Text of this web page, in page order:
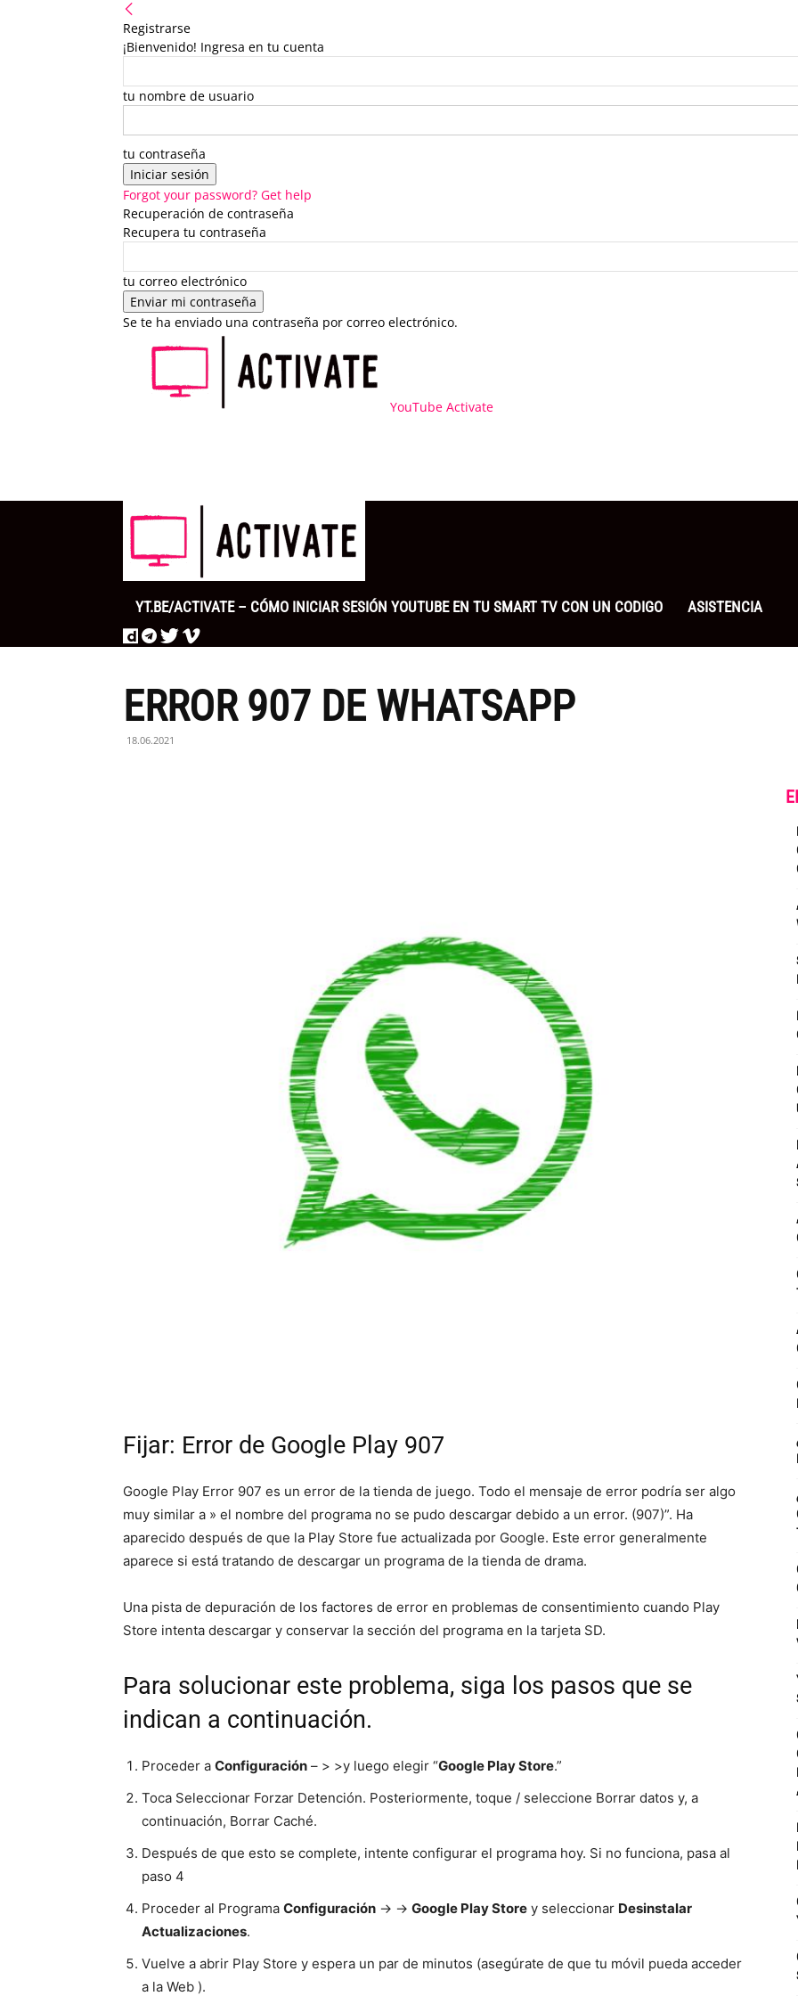
Registrarse
¡Bienvenido! Ingresa en tu cuenta
tu nombre de usuario
tu contraseña
Forgot your password? Get help
Recuperación de contraseña
Recupera tu contraseña
tu correo electrónico
Se te ha enviado una contraseña por correo electrónico.
YouTube Activate
YT.BE/ACTIVATE – CÓMO INICIAR SESIÓN YOUTUBE EN TU SMART TV CON UN CODIGO ASISTENCIA
ERROR 907 DE WHATSAPP
18.06.2021
Fijar: Error de Google Play 907
Google Play Error 907 es un error de la tienda de juego. Todo el mensaje de error podría ser algo
muy similar a » el nombre del programa no se pudo descargar debido a un error. (907)”. Ha
aparecido después de que la Play Store fue actualizada por Google. Este error generalmente
aparece si está tratando de descargar un programa de la tienda de drama.
Una pista de depuración de los factores de error en problemas de consentimiento cuando Play
Store intenta descargar y conservar la sección del programa en la tarjeta SD.
Para solucionar este problema, siga los pasos que se
indican a continuación.
Proceder a Configuración – > >y luego elegir “Google Play Store.”
Toca Seleccionar Forzar Detención. Posteriormente, toque / seleccione Borrar datos y, a
continuación, Borrar Caché.
Después de que esto se complete, intente configurar el programa hoy. Si no funciona, pasa al
paso 4
Proceder al Programa Configuración -> -> Google Play Store y seleccionar Desinstalar
Actualizaciones.
Vuelve a abrir Play Store y espera un par de minutos (asegúrate de que tu móvil pueda acceder
a la Web ).